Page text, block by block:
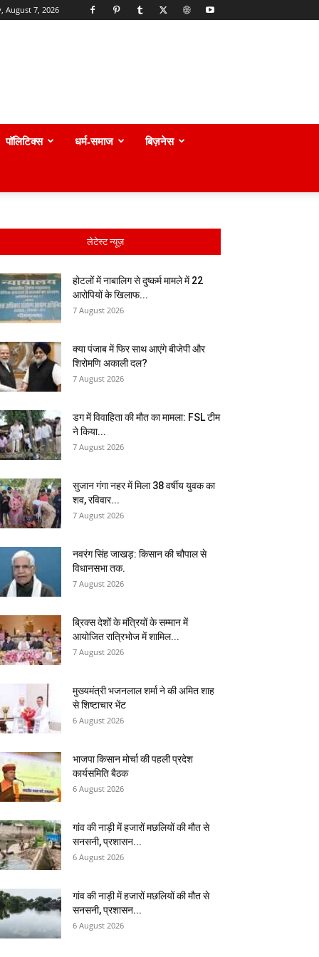
August 7, 2026
पॉलिटिक्स धर्म-समाज बिज़नेस
लेटेस्ट न्यूज़
होटलों में नाबालिग से दुष्कर्म मामले में 22
आरोपियों के खिलाफ...
7 August 2026
क्या पंजाब में फिर साथ आएंगे बीजेपी और
शिरोमणि अकाली दल?
7 August 2026
डग में विवाहिता की मौत का मामला: FSL टीम
ने किया...
7 August 2026
सुजान गंगा नहर में मिला 38 वर्षीय युवक का
शव, रविवार...
7 August 2026
नवरंग सिंह जाखड़: किसान की चौपाल से
विधानसभा तक.
7 August 2026
ब्रिक्स देशों के मंत्रियों के सम्मान में
आयोजित रात्रिभोज में शामिल...
7 August 2026
मुख्यमंत्री भजनलाल शर्मा ने की अमित शाह
से शिष्टाचार भेंट
6 August 2026
भाजपा किसान मोर्चा की पहली प्रदेश
कार्यसमिति बैठक
6 August 2026
गांव की नाड़ी में हजारों मछलियों की मौत से
सनसनी, प्रशासन...
6 August 2026
गांव की नाड़ी में हजारों मछलियों की मौत से
सनसनी, प्रशासन...
6 August 2026